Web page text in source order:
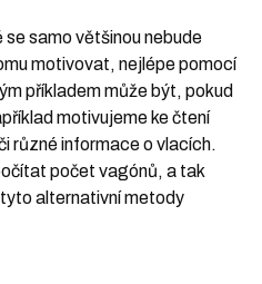
se samo většinou nebude
motivovat, nejlépe pomocí
příkladem může být, pokud
motivujeme ke čtení
různé informace o vlacích.
počet vagónů, a tak
alternativní metody